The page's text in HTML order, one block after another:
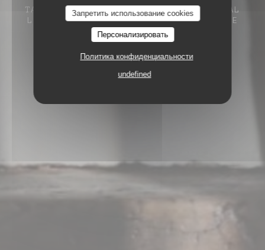
Запретить использование cookies
Персонализировать
Политика конфиденциальности
undefined
TABLE DE CAMPAGNE
1 RUE DU MARÉCHAL
LECLERC 60860 SAINT-OMER-EN-CHAUSSÉE